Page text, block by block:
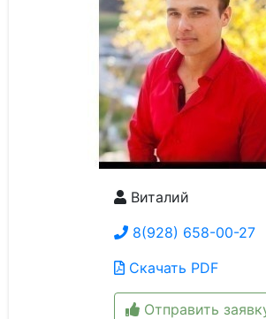
Виталий
8(928) 658-00-27
Скачать PDF
Отправить